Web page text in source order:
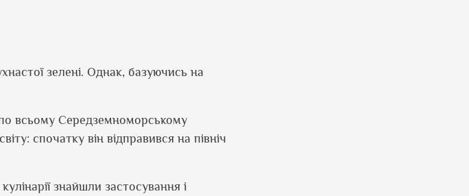
зелені. Однак, базуючись на
всьому Середземноморському
спочатку він відправився на північ
знайшли застосування і